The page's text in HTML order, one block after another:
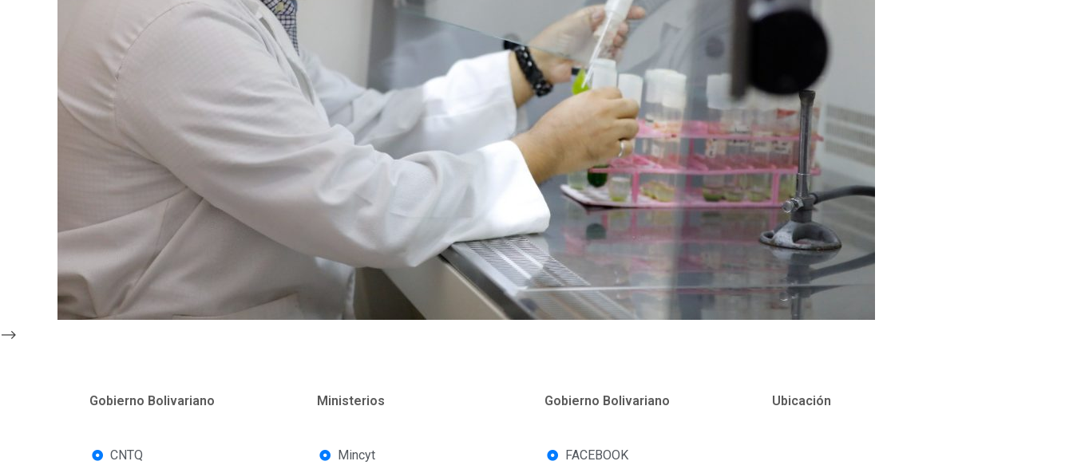
-->
Gobierno Bolivariano
CNTQ
Ministerios
Mincyt
Gobierno Bolivariano
FACEBOOK
Ubicación